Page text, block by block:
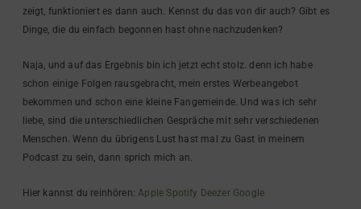
zeigt, funktioniert es dann auch. Kennst du das von dir auch? Gibt es
Dinge, die du einfach begonnen hast ohne nachzudenken?
Naja, und auf das Ergebnis bin ich jetzt echt stolz. denn ich habe
schon einige Folgen rausgebracht, mein erstes Werbeangebot
bekommen und schon eine kleine Fangemeinde. Und was ich sehr
liebe, sind die unterschiedlichen Gespräche mit sehr verschiedenen
Menschen. Wenn du übrigens Lust hast mal zu Gast in meinem
Podcast zu sein, dann sprich mich an.
Hier kannst du reinhören:Apple Spotify Deezer Google